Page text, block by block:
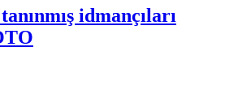
idmançıları